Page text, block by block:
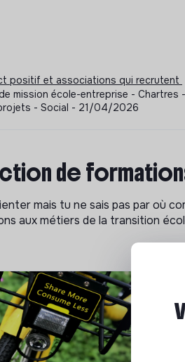
positif et associations qui recrutent
mission école-entreprise -
- Social - 21/04/2026
de
mais tu ne sais pas par où
aux métiers de la transition